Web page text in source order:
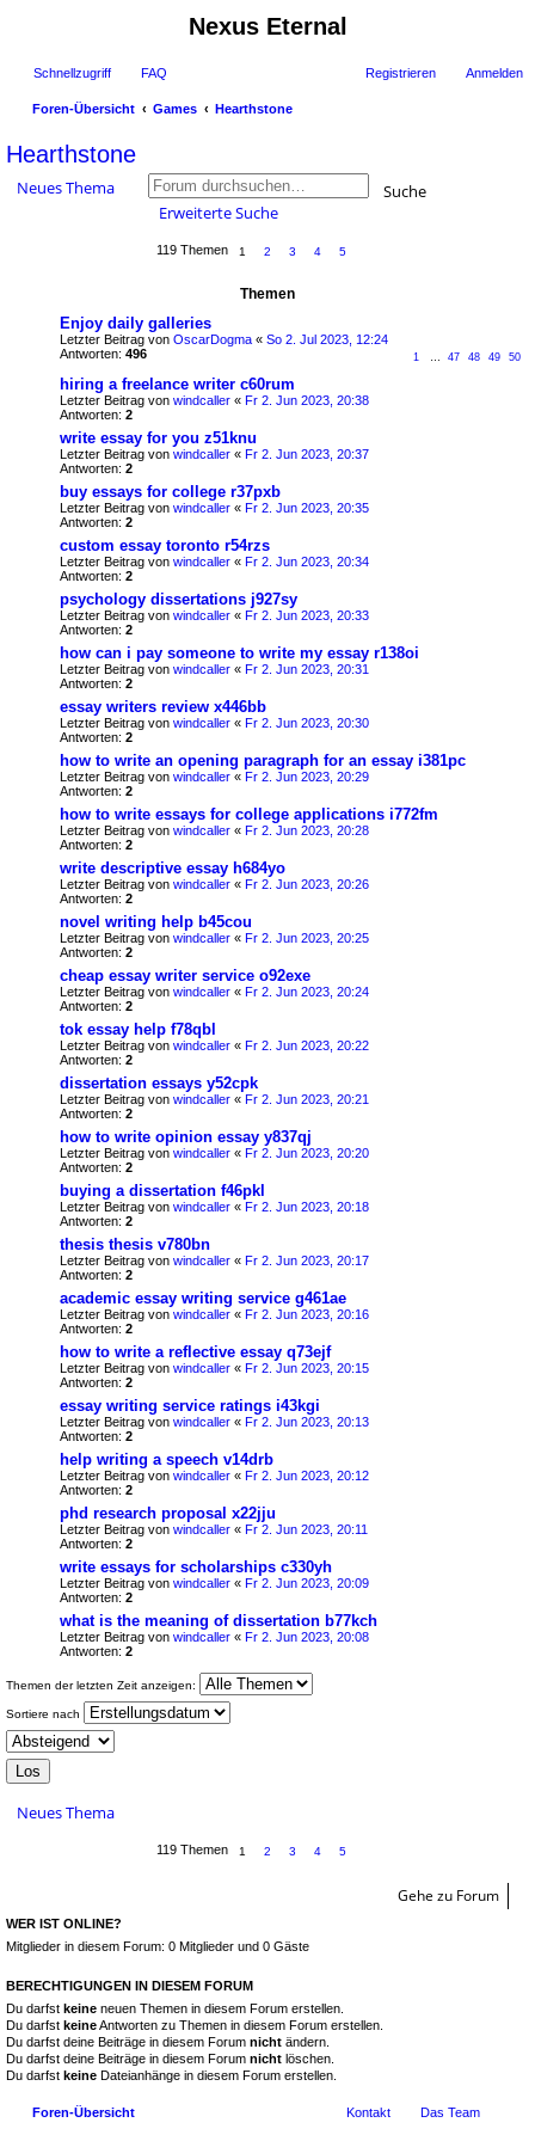
Nexus Eternal
Schnellzugriff FAQ Anmelden
Registrieren
Foren-Übersicht Games
Hearthstone
Hearthstone
Neues Thema
Suche
Erweiterte Suche
119 Themen 1 2 3 4 5
Themen
Enjoy daily galleries
Letzter Beitrag von OscarDogma « So 2. Jul 2023, 12:24
Antworten: 496 1 … 47 48 49 50
hiring a freelance writer c60rum
Letzter Beitrag von windcaller « Fr 2. Jun 2023, 20:38
Antworten: 2
write essay for you z51knu
Letzter Beitrag von windcaller « Fr 2. Jun 2023, 20:37
Antworten: 2
buy essays for college r37pxb
Letzter Beitrag von windcaller « Fr 2. Jun 2023, 20:35
Antworten: 2
custom essay toronto r54rzs
Letzter Beitrag von windcaller « Fr 2. Jun 2023, 20:34
Antworten: 2
psychology dissertations j927sy
Letzter Beitrag von windcaller « Fr 2. Jun 2023, 20:33
Antworten: 2
how can i pay someone to write my essay r138oi
Letzter Beitrag von windcaller « Fr 2. Jun 2023, 20:31
Antworten: 2
essay writers review x446bb
Letzter Beitrag von windcaller « Fr 2. Jun 2023, 20:30
Antworten: 2
how to write an opening paragraph for an essay i381pc
Letzter Beitrag von windcaller « Fr 2. Jun 2023, 20:29
Antworten: 2
how to write essays for college applications i772fm
Letzter Beitrag von windcaller « Fr 2. Jun 2023, 20:28
Antworten: 2
write descriptive essay h684yo
Letzter Beitrag von windcaller « Fr 2. Jun 2023, 20:26
Antworten: 2
novel writing help b45cou
Letzter Beitrag von windcaller « Fr 2. Jun 2023, 20:25
Antworten: 2
cheap essay writer service o92exe
Letzter Beitrag von windcaller « Fr 2. Jun 2023, 20:24
Antworten: 2
tok essay help f78qbl
Letzter Beitrag von windcaller « Fr 2. Jun 2023, 20:22
Antworten: 2
dissertation essays y52cpk
Letzter Beitrag von windcaller « Fr 2. Jun 2023, 20:21
Antworten: 2
how to write opinion essay y837qj
Letzter Beitrag von windcaller « Fr 2. Jun 2023, 20:20
Antworten: 2
buying a dissertation f46pkl
Letzter Beitrag von windcaller « Fr 2. Jun 2023, 20:18
Antworten: 2
thesis thesis v780bn
Letzter Beitrag von windcaller « Fr 2. Jun 2023, 20:17
Antworten: 2
academic essay writing service g461ae
Letzter Beitrag von windcaller « Fr 2. Jun 2023, 20:16
Antworten: 2
how to write a reflective essay q73ejf
Letzter Beitrag von windcaller « Fr 2. Jun 2023, 20:15
Antworten: 2
essay writing service ratings i43kgi
Letzter Beitrag von windcaller « Fr 2. Jun 2023, 20:13
Antworten: 2
help writing a speech v14drb
Letzter Beitrag von windcaller « Fr 2. Jun 2023, 20:12
Antworten: 2
phd research proposal x22jju
Letzter Beitrag von windcaller « Fr 2. Jun 2023, 20:11
Antworten: 2
write essays for scholarships c330yh
Letzter Beitrag von windcaller « Fr 2. Jun 2023, 20:09
Antworten: 2
what is the meaning of dissertation b77kch
Letzter Beitrag von windcaller « Fr 2. Jun 2023, 20:08
Antworten: 2
Themen der letzten Zeit anzeigen:
Sortiere nach
Neues Thema
119 Themen 1 2 3 4 5
Gehe zu Forum
WER IST ONLINE?
Mitglieder in diesem Forum: 0 Mitglieder und 0 Gäste
BERECHTIGUNGEN IN DIESEM FORUM
Du darfst keine neuen Themen in diesem Forum erstellen.
Du darfst keineAntworten zu Themen in diesem Forum erstellen.
Du darfst deine Beiträge in diesem Forum nicht ändern.
Du darfst deine Beiträge in diesem Forum nicht löschen.
Du darfst keine Dateianhänge in diesem Forum erstellen.
Foren-Übersicht Das Team
Kontakt